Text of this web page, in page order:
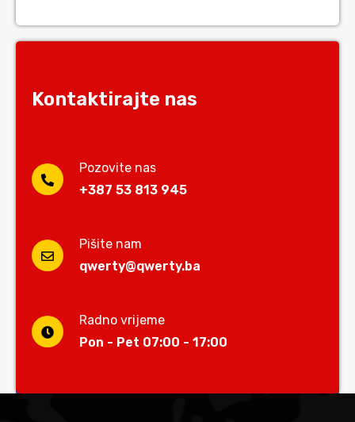
Kontaktirajte nas
Pozovite nas
+387 53 813 945
Pišite nam
qwerty@qwerty.ba
Radno vrijeme
Pon - Pet 07:00 - 17:00